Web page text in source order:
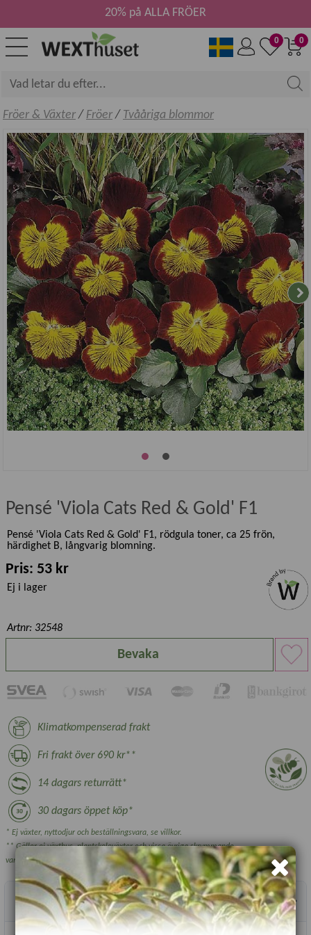
0
0
20% på ALLA FRÖER
Fröer & Växter/ Fröer/ Tvååriga blommor
Pensé 'Viola Cats Red & Gold' F1
Pensé 'Viola Cats Red & Gold' F1, rödgula toner, ca 25 frön,
härdighet B, långvarig blomning.
Pris: 53 kr
Ej i lager
Artnr: 32548
Bevaka
Klimatkompenserad frakt
Fri frakt över 690 kr**
14 dagars returrätt*
30 dagars öppet köp*
* Ej växter, nyttodjur och beställningsvara, se villkor.
** Gäller ej växthus, plantskoleväxter och vissa övriga skrymmande
varor.
Produktbeskrivning